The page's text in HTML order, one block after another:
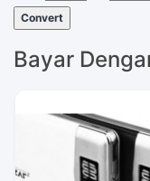
Convert
Bayar